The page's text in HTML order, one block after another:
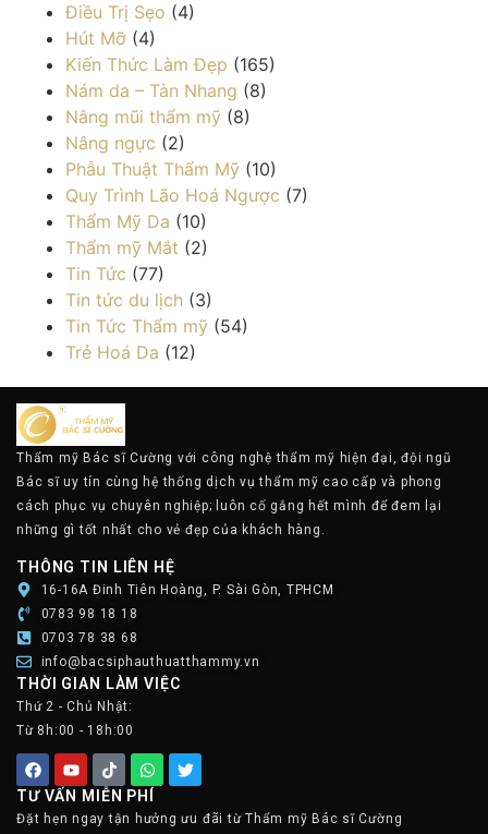
Điều Trị Sẹo (4)
Hút Mỡ (4)
Kiến Thức Làm Đẹp (165)
Nám da – Tàn Nhang (8)
Nâng mũi thẩm mỹ (8)
Nâng ngực (2)
Phẫu Thuật Thẩm Mỹ (10)
Quy Trình Lão Hoá Ngược (7)
Thẩm Mỹ Da (10)
Thẩm mỹ Mắt (2)
Tin Tức (77)
Tin tức du lịch (3)
Tin Tức Thẩm mỹ (54)
Trẻ Hoá Da (12)
Thẩm mỹ Bác sĩ Cường với công nghệ thẩm mỹ hiện đại, đội ngũ
Bác sĩ uy tín cùng hệ thống dịch vụ thẩm mỹ cao cấp và phong
cách phục vụ chuyên nghiệp; luôn cố gắng hết mình để đem lại
những gì tốt nhất cho vẻ đẹp của khách hàng.
THÔNG TIN LIÊN HỆ
16-16A Đinh Tiên Hoàng, P. Sài Gòn, TPHCM
0783 98 18 18
0703 78 38 68
info@bacsiphauthuatthammy.vn
THỜI GIAN LÀM VIỆC
Thứ 2 - Chủ Nhật:
Từ 8h:00 - 18h:00
TƯ VẤN MIỄN PHÍ
Đặt hẹn ngay tận hưởng ưu đãi từ Thẩm mỹ Bác sĩ Cường